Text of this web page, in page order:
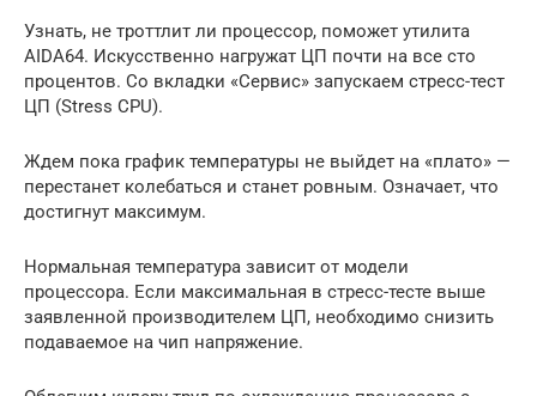
Узнать, не троттлит ли процессор, поможет утилита
AIDA64. Искусственно нагружат ЦП почти на все сто
процентов. Со вкладки «Сервис» запускаем стресс-тест
ЦП (Stress CPU).
Ждем пока график температуры не выйдет на «плато» —
перестанет колебаться и станет ровным. Означает, что
достигнут максимум.
Нормальная температура зависит от модели
процессора. Если максимальная в стресс-тесте выше
заявленной производителем ЦП, необходимо снизить
подаваемое на чип напряжение.